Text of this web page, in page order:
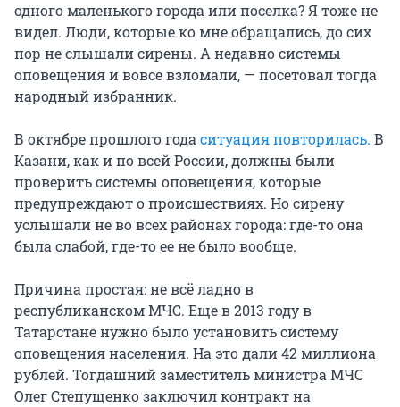
одного маленького города или поселка? Я тоже не
видел. Люди, которые ко мне обращались, до сих
пор не слышали сирены. А недавно системы
оповещения и вовсе взломали, — посетовал тогда
народный избранник.
В октябре прошлого года ситуация повторилась. В
Казани, как и по всей России, должны были
проверить системы оповещения, которые
предупреждают о происшествиях. Но сирену
услышали не во всех районах города: где-то она
была слабой, где-то ее не было вообще.
Причина простая: не всё ладно в
республиканском МЧС. Еще в 2013 году в
Татарстане нужно было установить систему
оповещения населения. На это дали 42 миллиона
рублей. Тогдашний заместитель министра МЧС
Олег Степущенко заключил контракт на